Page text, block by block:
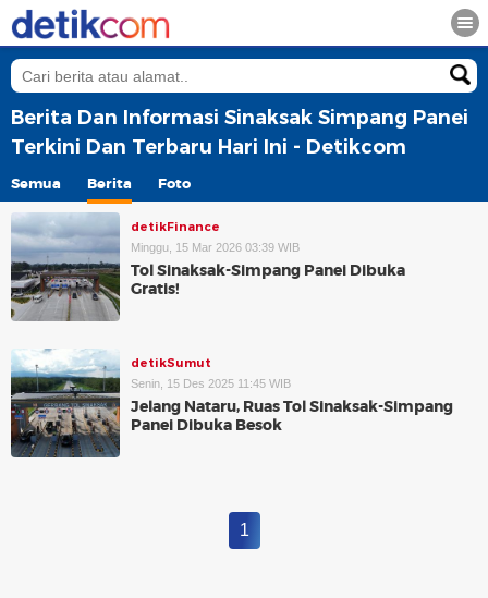
Berita Dan Informasi Sinaksak Simpang Panei
Terkini Dan Terbaru Hari Ini - Detikcom
Semua Berita Foto
detikFinance
Minggu, 15 Mar 2026 03:39 WIB
Tol Sinaksak-Simpang Panei Dibuka
Gratis!
detikSumut
Senin, 15 Des 2025 11:45 WIB
Jelang Nataru, Ruas Tol Sinaksak-Simpang
Panei Dibuka Besok
1